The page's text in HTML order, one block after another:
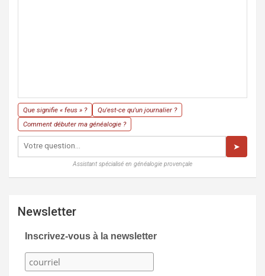
Que signifie « feus » ?
Qu'est-ce qu'un journalier ?
Comment débuter ma généalogie ?
➤
Assistant spécialisé en généalogie provençale
Newsletter
Inscrivez-vous à la newsletter